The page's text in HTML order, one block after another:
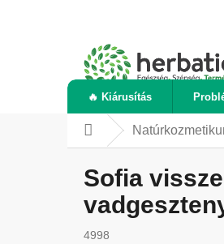
🔥 Kiárusítás
Kezdőlap
Sofia
4998